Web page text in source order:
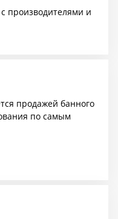
старой цене!
производителями и
продажей банного
по самым